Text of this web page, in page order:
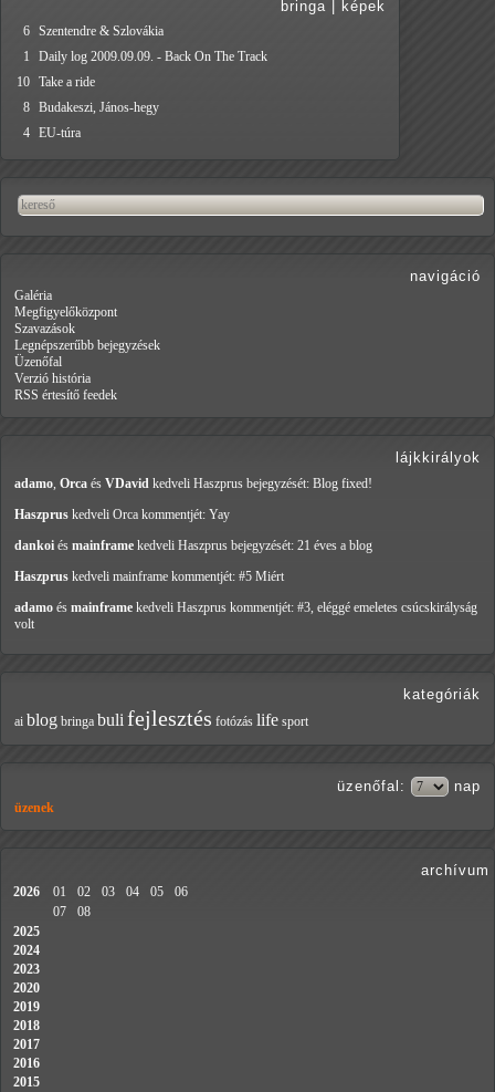
bringa képek
6 Szentendre & Szlovákia
1
Daily log 2009.09.09. - Back On The Track
10 Take a ride
8 Budakeszi, János-hegy
4 EU-túra
navigáció
Galéria
Megfigyelőközpont
Szavazások
Legnépszerűbb bejegyzések
Üzenőfal
Verzió história
RSS értesítő feedek
lájkkirályok
adamo, Orca és VDavid kedveli Haszprus bejegyzését: Blog fixed!
Haszprus kedveli Orca kommentjét: Yay
dankoi és mainframe kedveli Haszprus bejegyzését: 21 éves a blog
Haszprus kedveli mainframe kommentjét: #5 Miért
adamo és mainframe kedveli Haszprus kommentjét: #3, eléggé emeletes csúcskirályság
volt
kategóriák
ai blog bringa buli fejlesztés fotózás life sport
üzenőfal : nap
üzenek
archívum
2026 01 02 03 04 05
06
07
08
2025
2024
2023
2020
2019
2018
2017
2016
2015